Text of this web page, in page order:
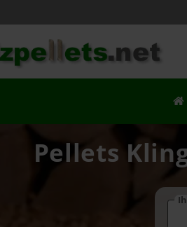
Pellets